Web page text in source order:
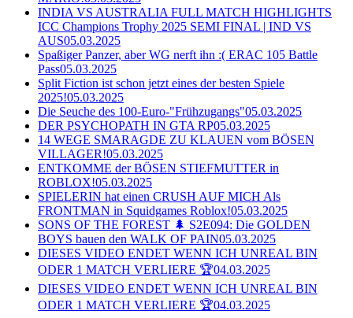
INDIA VS AUSTRALIA FULL MATCH HIGHLIGHTS
ICC Champions Trophy 2025 SEMI FINAL | IND VS
AUS05.03.2025
Spaßiger Panzer, aber WG nerft ihn :( ERAC 105 Battle
Pass05.03.2025
Split Fiction ist schon jetzt eines der besten Spiele
2025!05.03.2025
Die Seuche des 100-Euro-"Frühzugangs"05.03.2025
DER PSYCHOPATH IN GTA RP05.03.2025
14 WEGE SMARAGDE ZU KLAUEN vom BÖSEN
VILLAGER!05.03.2025
ENTKOMME der BÖSEN STIEFMUTTER in
ROBLOX!05.03.2025
SPIELERIN hat einen CRUSH AUF MICH Als
FRONTMAN in Squidgames Roblox!05.03.2025
SONS OF THE FOREST 🌲 S2E094: Die GOLDEN
BOYS bauen den WALK OF PAIN05.03.2025
DIESES VIDEO ENDET WENN ICH UNREAL BIN
ODER 1 MATCH VERLIERE 🏆04.03.2025
DIESES VIDEO ENDET WENN ICH UNREAL BIN
ODER 1 MATCH VERLIERE 🏆04.03.2025